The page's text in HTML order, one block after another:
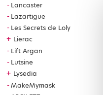
Lancaster
Lazartigue
Les Secrets de Loly
+ Lierac
Lift Argan
Lutsine
+ Lysedia
MakeMymask